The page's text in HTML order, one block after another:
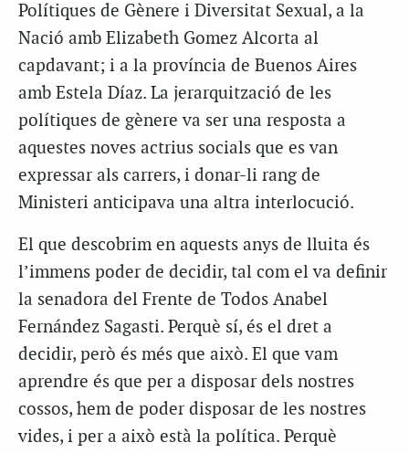
Polítiques de Gènere i Diversitat Sexual, a la
Nació amb Elizabeth Gomez Alcorta al
capdavant; i a la província de Buenos Aires
amb Estela Díaz. La jerarquització de les
polítiques de gènere va ser una resposta a
aquestes noves actrius socials que es van
expressar als carrers, i donar-li rang de
Ministeri anticipava una altra interlocució.
El que descobrim en aquests anys de lluita és
l’immens poder de decidir, tal com el va definir
la senadora del Frente de Todos Anabel
Fernández Sagasti. Perquè sí, és el dret a
decidir, però és més que això. El que vam
aprendre és que per a disposar dels nostres
cossos, hem de poder disposar de les nostres
vides, i per a això està la política. Perquè